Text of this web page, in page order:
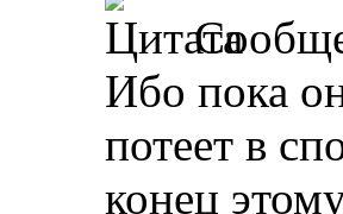
Ибо пока
потеет в
конец